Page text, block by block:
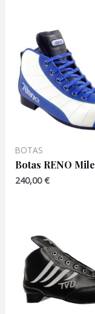
BOTAS
Botas RENO
240,00€